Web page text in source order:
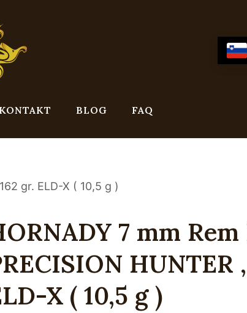
KONTAKT BLOG FAQ
gr. ELD-X ( 10,5 g )
7 mm
HUNTER
X ( 10,5 g )